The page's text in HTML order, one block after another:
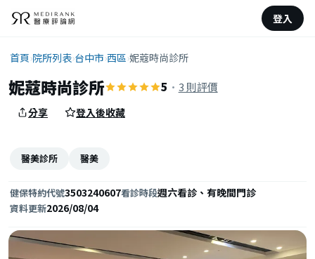
登入
首頁›院所列表›台中市›西區›妮蔻時尚診所
妮蔻時尚診所 5 · 3 則評價
分享 登入後收藏
醫美診所 醫美
健保特約代號3503240607看診時段週六看診、有晚間門診
資料更新2026/08/04